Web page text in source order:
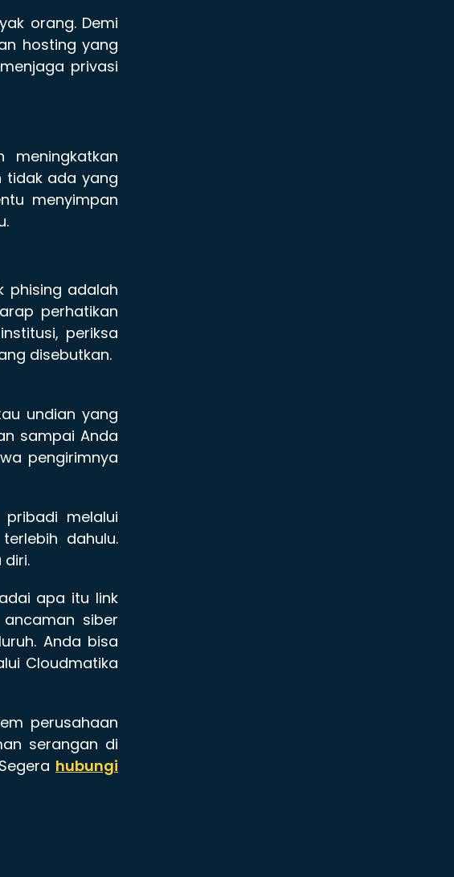
orang. Demi
hosting yang
privasi
meningkatkan
tidak ada yang
menyimpan
phising adalah
perhatikan
periksa
disebutkan.
undian yang
sampai Anda
pengirimnya
melalui
dahulu.
apa itu link
siber
Anda bisa
Cloudmatika
perusahaan
serangan di
hubungi